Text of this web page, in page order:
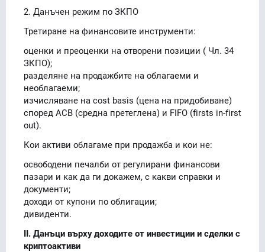
2. Данъчен режим по ЗКПО
Третиране на финансовите инструменти:
оценки и преоценки на отворени позиции ( Чл. 34
ЗКПО);
разделяне на продажбите на облагаеми и
необлагаеми;
изчисляване на cost basis (цена на придобиване)
според ACB (средна претеглена) и FIFO (firsts in-first
out).
Кои активи облагаме при продажба и кои не:
освободени печалби от регулирани финансови
пазари и как да ги докажем, с какви справки и
документи;
доходи от купони по облигации;
дивиденти.
II. Данъци върху доходите от инвестиции и сделки с
криптоактиви